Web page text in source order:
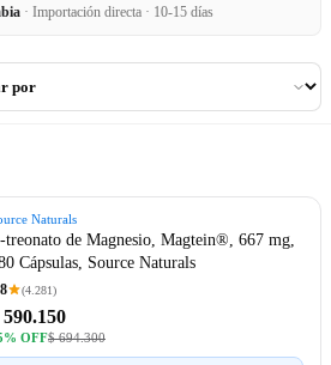
· Importación directa · 10-15 días
Naturals
treonato de Magnesio, Magtein®, 667 mg,
Cápsulas, Source Naturals
(4.281)
590.150
OFF$ 694.300